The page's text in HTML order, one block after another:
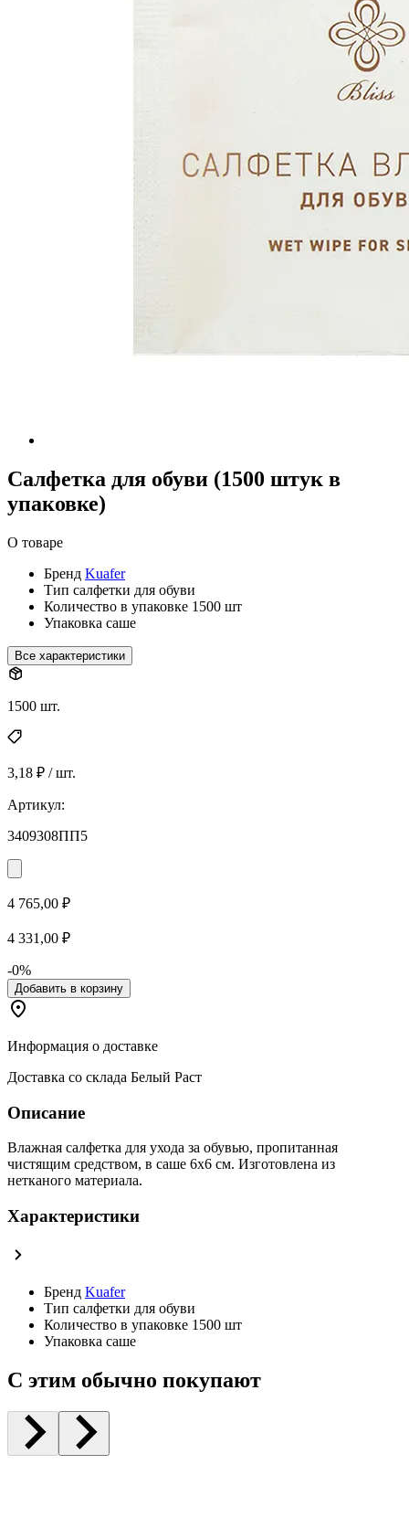
Салфетка для обуви (1500 штук в
упаковке)
О товаре
Бренд Kuafer
Тип салфетки для обуви
Количество в упаковке 1500 шт
Упаковка саше
Все характеристики
1500 шт.
3,18 ₽ / шт.
Артикул:
3409308ПП5
4 765,00 ₽
4 331,00 ₽
-0%
Добавить в корзину
Информация о доставке
Доставка со склада Белый Раст
Описание
Влажная салфетка для ухода за обувью, пропитанная
чистящим средством, в саше 6х6 см. Изготовлена из
нетканого материала.
Характеристики
Бренд Kuafer
Тип салфетки для обуви
Количество в упаковке 1500 шт
Упаковка саше
С этим обычно покупают